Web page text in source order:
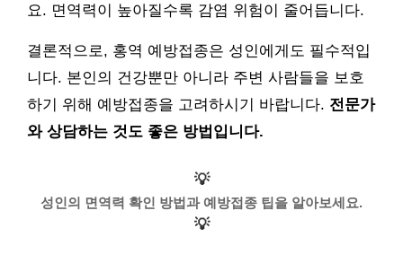
요. 면역력이 높아질수록 감염 위험이 줄어듭니다.
결론적으로, 홍역 예방접종은 성인에게도 필수적입
니다. 본인의 건강뿐만 아니라 주변 사람들을 보호
하기 위해 예방접종을 고려하시기 바랍니다. 전문가
와 상담하는 것도 좋은 방법입니다.
💡
성인의 면역력 확인 방법과 예방접종 팁을 알아보세요.
💡